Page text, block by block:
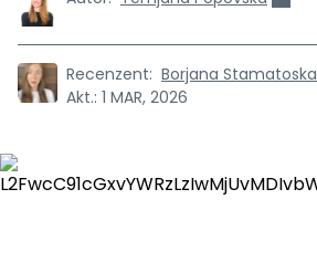
Recenzent: Borjana Stamatoska
Akt.: 1 MAR, 2026